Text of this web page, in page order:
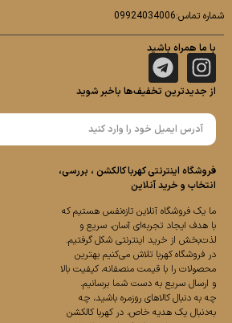
شماره تماس:09924034006
با ما همراه باشید
از جدیدترین تخفیف‌ها باخبر شوید
فروشگاه اینترنتی کهربا کالکشن ، بررسی،
انتخاب و خرید آنلاین
ما یک فروشگاه آنلاین تازه‌نفس هستیم که
با هدف ایجاد تجربه‌ای آسان، سریع و
لذت‌بخش از خرید اینترنتی شکل گرفتیم.
در فروشگاه کهربا تلاش می‌کنیم بهترین
محصولات را با قیمت منصفانه، کیفیت بالا
و ارسال سریع به دست شما برسانیم.
چه به دنبال کالاهای روزمره باشید، چه
به‌دنبال یک هدیه خاص، در کهربا کالکشن